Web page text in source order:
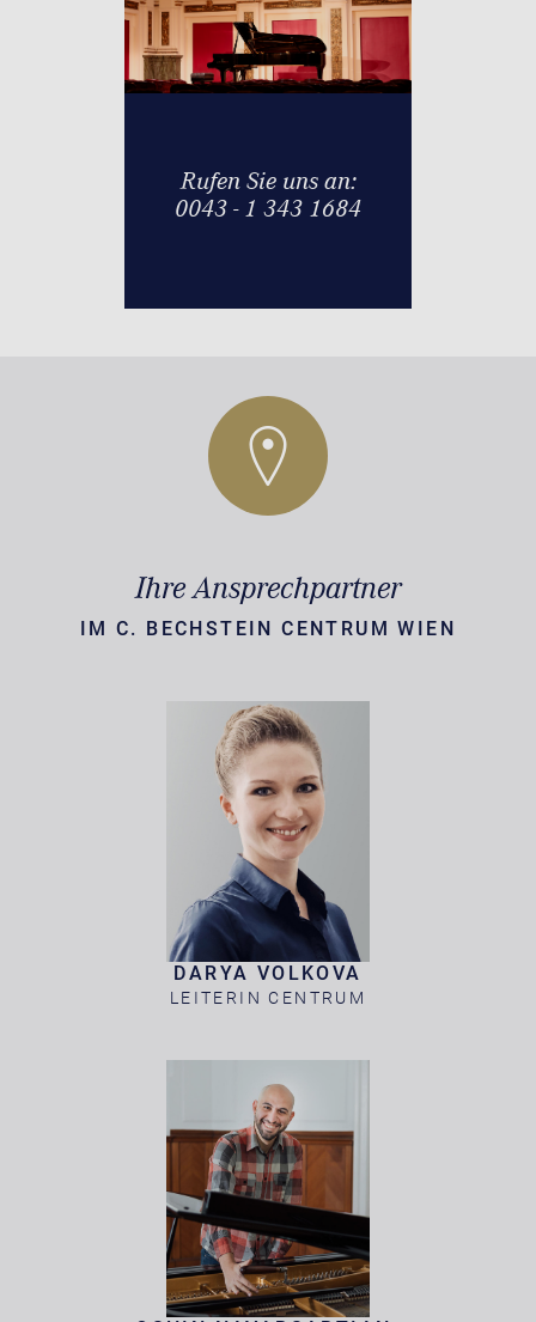
Rufen Sie uns an:
0043 - 1 343 1684
Ihre Ansprechpartner
IM C. BECHSTEIN CENTRUM WIEN
DARYA VOLKOVA
LEITERIN CENTRUM